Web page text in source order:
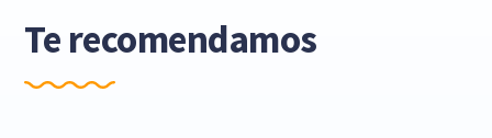
Te recomendamos